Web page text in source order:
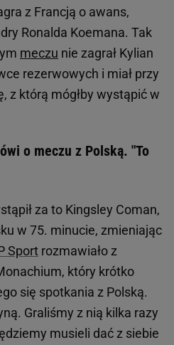
z Francją o awans,
Ronalda Koemana. Tak
meczu nie zagrał Kylian
rezerwowych i miał przy
z którą mógłby wystąpić w
o meczu z Polską. "To
za to Kingsley Coman,
w 75. minucie, zmieniając
Sport rozmawiało z
który krótko
się spotkania z Polską.
Graliśmy z nią kilka razy
musieli dać z siebie